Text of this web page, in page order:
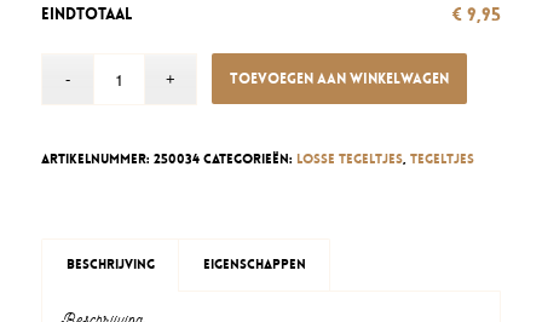
Eindtotaal € 9,95
Toevoegen aan winkelwagen
Artikelnummer: 250034 Categorieën: Losse tegeltjes, Tegeltjes
Beschrijving Eigenschappen